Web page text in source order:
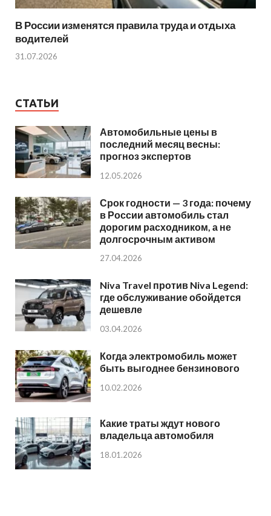
В России изменятся правила труда и отдыха
водителей
31.07.2026
СТАТЬИ
Автомобильные цены в
последний месяц весны:
прогноз экспертов
12.05.2026
Срок годности — 3 года: почему
в России автомобиль стал
дорогим расходником, а не
долгосрочным активом
27.04.2026
Niva Travel против Niva Legend:
где обслуживание обойдется
дешевле
03.04.2026
Когда электромобиль может
быть выгоднее бензинового
10.02.2026
Какие траты ждут нового
владельца автомобиля
18.01.2026